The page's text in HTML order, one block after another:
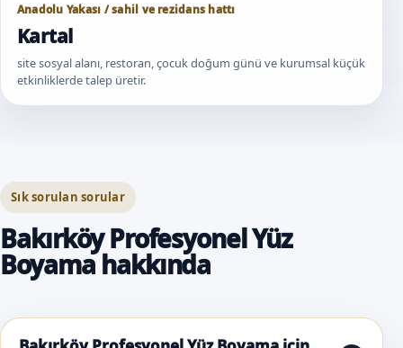
Anadolu Yakası / sahil ve rezidans hattı
Kartal
site sosyal alanı, restoran, çocuk doğum günü ve kurumsal küçük
etkinliklerde talep üretir.
Sık sorulan sorular
Bakırköy Profesyonel Yüz
Boyama hakkında